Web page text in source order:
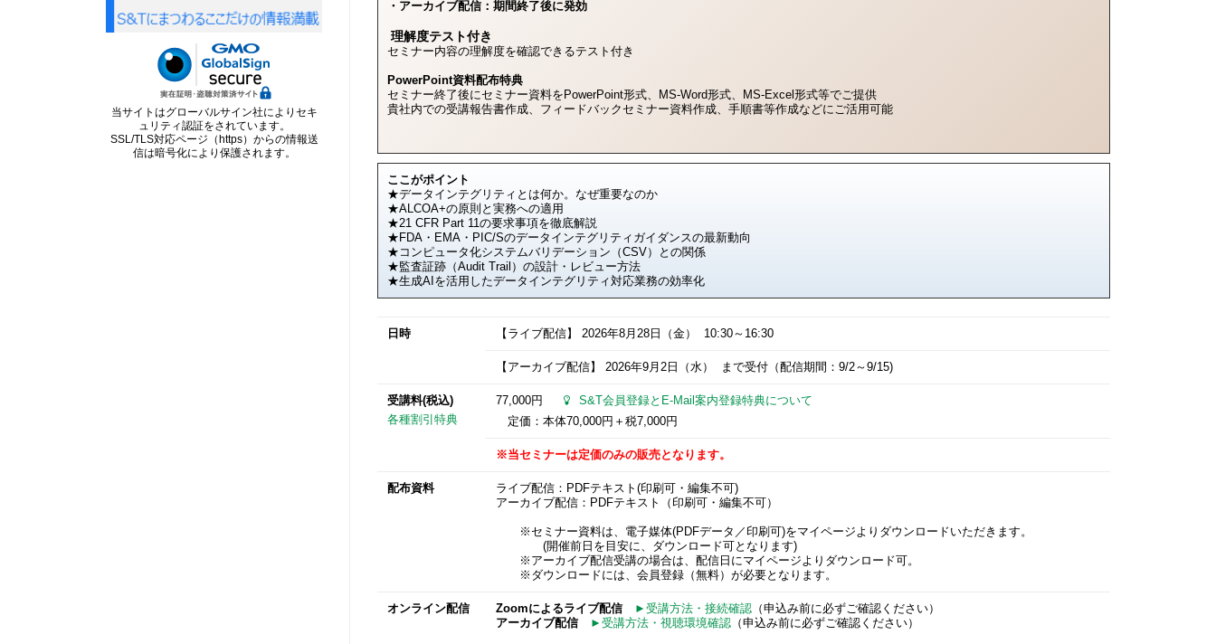
・アーカイブ配信：期間終了後に発効
理解度テスト付き
セミナー内容の理解度を確認できるテスト付き
PowerPoint資料配布特典
セミナー終了後にセミナー資料をPowerPoint形式、MS-Word形式、MS-Excel形式等でご提供
貴社内での受講報告書作成、フィードバックセミナー資料作成、手順書等作成などにご活用可能
ここがポイント
★データインテグリティとは何か。なぜ重要なのか
★ALCOA+の原則と実務への適用
★21 CFR Part 11の要求事項を徹底解説
★FDA・EMA・PIC/Sのデータインテグリティガイダンスの最新動向
★コンピュータ化システムバリデーション（CSV）との関係
★監査証跡（Audit Trail）の設計・レビュー方法
★生成AIを活用したデータインテグリティ対応業務の効率化
日時 【ライブ配信】 2026年8月28日 （金） 10:30～16:30
【アーカイブ配信】 2026年9月2日 （水） まで受付（配信期間：9/2～9/15)
受講料(税込)
各種割引特典
77,000円
S&T会員登録とE-Mail案内登録特典について
定価：本体70,000円＋税7,000円
※当セミナーは定価のみの販売となります。
配布資料
ライブ配信：PDFテキスト(印刷可・編集不可)
アーカイブ配信：PDFテキスト（印刷可・編集不可）
※セミナー資料は、電子媒体(PDFデータ／印刷可)をマイページよりダウンロードいただきます。
(開催前日を目安に、ダウンロード可となります)
※アーカイブ配信受講の場合は、配信日にマイページよりダウンロード可。
※ダウンロードには、会員登録（無料）が必要となります。
オンライン配信 Zoomによるライブ配信 ►受講方法・接続確認（申込み前に必ずご確認ください）
アーカイブ配信
►受講方法・視聴環境確認（申込み前に必ずご確認ください）
当サイトはグローバルサイン社によりセキ
ュリティ認証をされています。
SSL/TLS対応ページ（https）からの情報送
信は暗号化により保護されます。